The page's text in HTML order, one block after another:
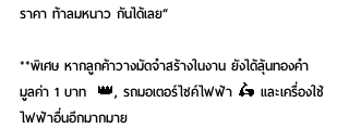
ราคา ท้าลมหนาว กันได้เลย“
**พิเศษ หากลูกค้าวางมัดจำสร้างในงาน ยังได้ลุ้นทองคำ
มูลค่า 1 บาท  👑, รถมอเตอร์ไซค์ไฟฟ้า 🛵 และเครื่องใช้
ไฟฟ้าอื่นอีกมากมาย